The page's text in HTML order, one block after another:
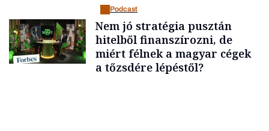
Podcast
Nem jó stratégia pusztán
hitelből finanszírozni, de
miért félnek a magyar cégek
a tőzsdére lépéstől?